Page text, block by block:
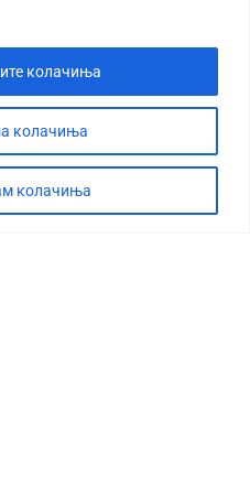
колачиња
колачиња
колачиња